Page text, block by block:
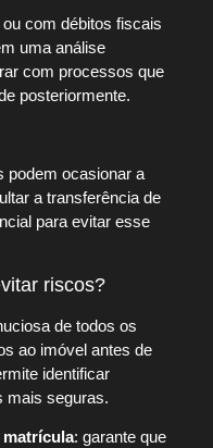
com débitos fiscais
uma análise
com processos que
posteriormente.
podem ocasionar a
a transferência de
para evitar esse
riscos?
de todos os
ao imóvel antes de
identificar
mais seguras.
matrícula: garante que